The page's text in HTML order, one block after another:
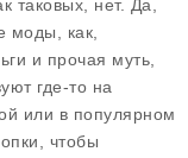
таковых, нет. Да,
моды, как,
и прочая муть,
где-то на
или в популярном
чтобы